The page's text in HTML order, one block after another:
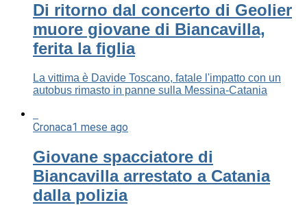
Di ritorno dal concerto di Geolier
muore giovane di Biancavilla,
ferita la figlia
La vittima è Davide Toscano, fatale l'impatto con un
autobus rimasto in panne sulla Messina-Catania
Cronaca1 mese ago
Giovane spacciatore di
Biancavilla arrestato a Catania
dalla polizia